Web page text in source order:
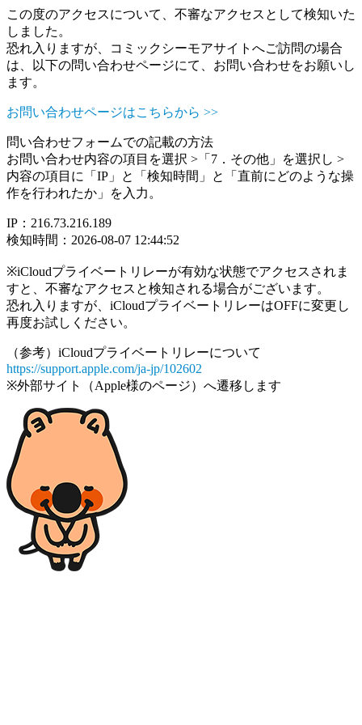
この度のアクセスについて、不審なアクセスとして検知いた
しました。
恐れ入りますが、コミックシーモアサイトへご訪問の場合
は、以下の問い合わせページにて、お問い合わせをお願いし
ます。
お問い合わせページはこちらから >>
問い合わせフォームでの記載の方法
お問い合わせ内容の項目を選択 >「7．その他」を選択し >
内容の項目に「IP」と「検知時間」と「直前にどのような操
作を行われたか」を入力。
IP：216.73.216.189
検知時間：2026-08-07 12:44:52
※iCloudプライベートリレーが有効な状態でアクセスされま
すと、不審なアクセスと検知される場合がございます。
恐れ入りますが、iCloudプライベートリレーはOFFに変更し
再度お試しください。
（参考）iCloudプライベートリレーについて
https://support.apple.com/ja-jp/102602
※外部サイト（Apple様のページ）へ遷移します